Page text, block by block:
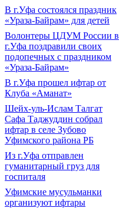
В г.Уфа состоялся праздник
«Ураза-Байрам» для детей
Волонтеры ЦДУМ России в
г.Уфа поздравили своих
подопечных с праздником
«Ураза-Байрам»
В г.Уфа прошел ифтар от
Клуба «Аманат»
Шейх-уль-Ислам Талгат
Сафа Таджуддин собрал
ифтар в селе Зубово
Уфимского района РБ
Из г.Уфа отправлен
гуманитарный груз для
госпиталя
Уфимские мусульманки
организуют ифтары